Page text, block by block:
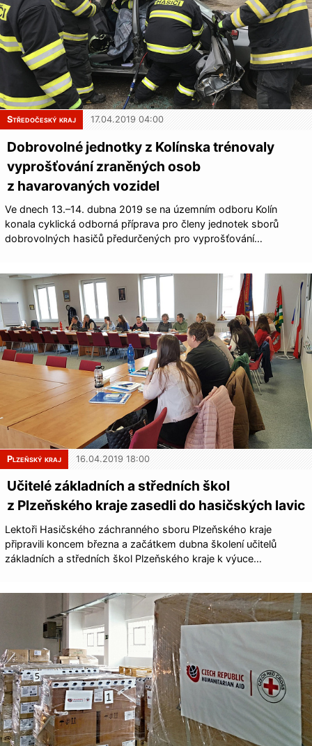
Středočeský kraj 17.04.2019 04:00
Dobrovolné jednotky z Kolínska trénovaly
vyprošťování zraněných osob
z havarovaných vozidel
Ve dnech 13.–14. dubna 2019 se na územním odboru Kolín
konala cyklická odborná příprava pro členy jednotek sborů
dobrovolných hasičů předurčených pro vyprošťování…
Plzeňský kraj 16.04.2019 18:00
Učitelé základních a středních škol
z Plzeňského kraje zasedli do hasičských lavic
Lektoři Hasičského záchranného sboru Plzeňského kraje
připravili koncem března a začátkem dubna školení učitelů
základních a středních škol Plzeňského kraje k výuce…